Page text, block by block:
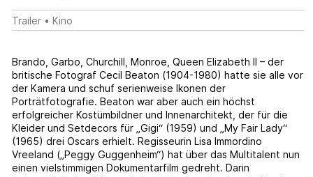
Trailer •Kino
Brando, Garbo, Churchill, Monroe, Queen Elizabeth II – der
britische Fotograf Cecil Beaton (1904-1980) hatte sie alle vor
der Kamera und schuf serienweise Ikonen der
Porträtfotografie. Beaton war aber auch ein höchst
erfolgreicher Kostümbildner und Innenarchitekt, der für die
Kleider und Setdecors für „Gigi“ (1959) und „My Fair Lady“
(1965) drei Oscars erhielt. Regisseurin Lisa Immordino
Vreeland („Peggy Guggenheim“) hat über das Multitalent nun
einen vielstimmigen Dokumentarfilm gedreht. Darin